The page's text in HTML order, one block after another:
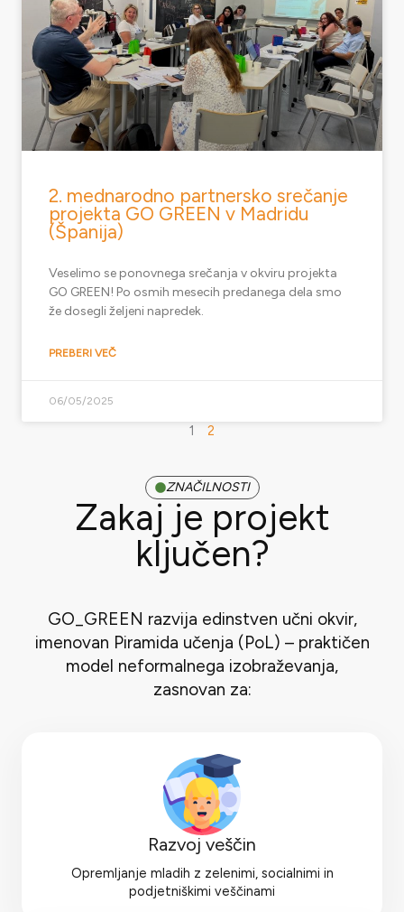
2. mednarodno partnersko srečanje
projekta GO GREEN v Madridu
(Španija)
Veselimo se ponovnega srečanja v okviru projekta
GO GREEN! Po osmih mesecih predanega dela smo
že dosegli željeni napredek.
PREBERI VEČ
06/05/2025
1 2
ZNAČILNOSTI
Zakaj je projekt
ključen?
GO_GREEN razvija edinstven učni okvir,
imenovan Piramida učenja (PoL) – praktičen
model neformalnega izobraževanja,
zasnovan za:
Razvoj veščin
Opremljanje mladih z zelenimi, socialnimi in
podjetniškimi veščinami